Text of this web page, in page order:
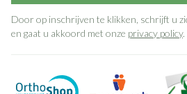
Door op inschrijven te klikken, schrijft u
en gaat u akkoord met onze privacy policy.